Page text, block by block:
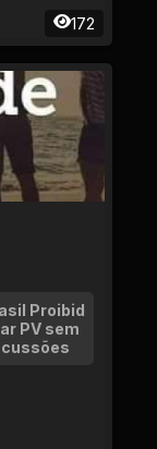
172
Proibid
PV sem